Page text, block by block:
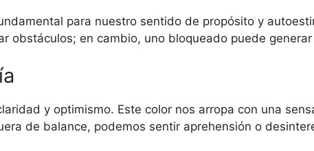
para nuestro sentido de propósito y
obstáculos; en cambio, uno bloqueado puede
y optimismo. Este color nos arropa con una
de balance, podemos sentir aprehensión o